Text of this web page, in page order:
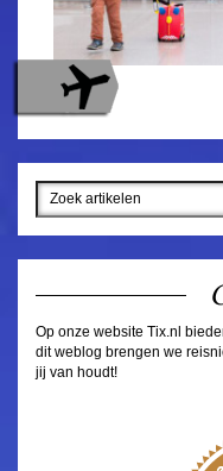
Op onze website Tix.nl
dit weblog brengen we
jij van houdt!